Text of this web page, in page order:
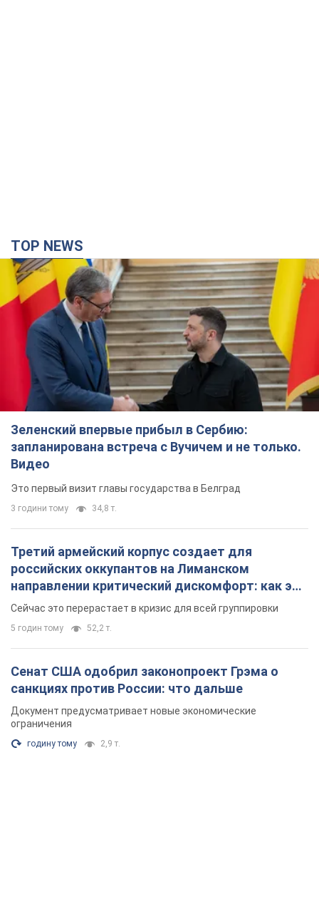
TOP NEWS
Зеленский впервые прибыл в Сербию:
запланирована встреча с Вучичем и не только.
Видео
Это первый визит главы государства в Белград
3 години тому 34,8 т.
Третий армейский корпус создает для
российских оккупантов на Лиманском
направлении критический дискомфорт: как это
удалось
Сейчас это перерастает в кризис для всей группировки
5 годин тому 52,2 т.
Сенат США одобрил законопроект Грэма о
санкциях против России: что дальше
Документ предусматривает новые экономические
ограничения
годину тому 2,9 т.